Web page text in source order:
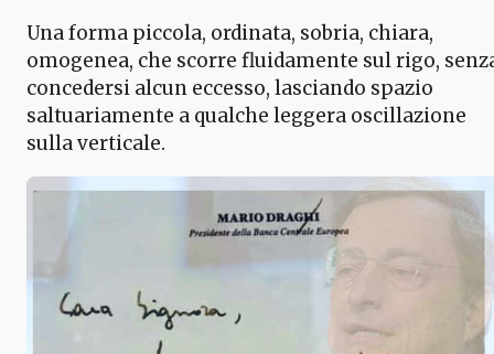
Una forma piccola, ordinata, sobria, chiara,
omogenea, che scorre fluidamente sul rigo,
concedersi alcun eccesso, lasciando spazio
saltuariamente a qualche leggera oscillazione
sulla verticale.